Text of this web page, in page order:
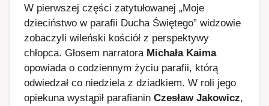
W pierwszej części zatytułowanej „Moje
dzieciństwo w parafii Ducha Świętego” widzowie
zobaczyli wileński kościół z perspektywy
chłopca. Głosem narratora Michała Kaima
opowiada o codziennym życiu parafii, którą
odwiedzał co niedziela z dziadkiem. W roli jego
opiekuna wystąpił parafianin Czesław Jakowicz,